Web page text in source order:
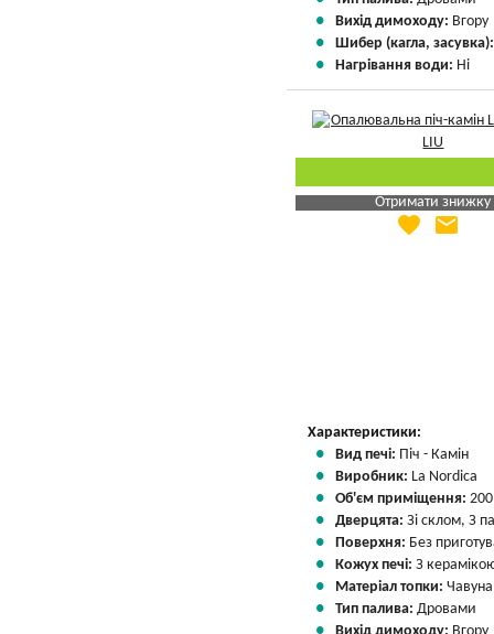
Вихід димоходу: Вгору
Шибер (кагла,
Нагрівання води: Ні
Отримати знижку
Яка Ваша ціна
favorite email
Характеристики:
Вид печі: Піч - Камін
Виробник: La Nordica
Об'єм приміщення:
Дверцята: Зі склом, З
Поверхня: Без
Кожух печі: З
Матеріал топки: Чавуна
Тип палива: Дровами